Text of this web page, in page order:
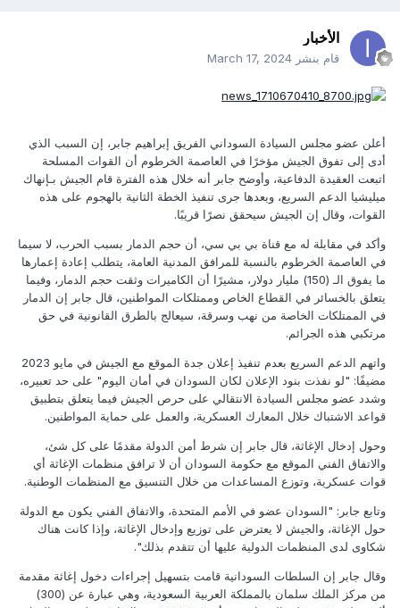
الأخبار
قام بنشر March 17, 2024
أعلن عضو مجلس السيادة السوداني الفريق إبراهيم جابر، إن السبب الذي
أدى إلى تفوق الجيش مؤخرًا في العاصمة الخرطوم أن القوات المسلحة
اتبعت العقيدة الدفاعية، وأوضح جابر أنه خلال هذه الفترة قام الجيش بـإنهاك
ميليشيا الدعم السريع، وبعدها جرى تنفيذ الخطة الثانية بالهجوم على هذه
القوات، وقال إن الجيش سيحقق نصرًا قريبًا.
وأكد في مقابلة له مع قناة بي بي سي، أن حجم الدمار بسبب الحرب، لا سيما
في العاصمة الخرطوم بالنسبة للمرافق المدنية العامة، يتطلب إعادة إعمارها
ما يفوق الـ (150) مليار دولار، مشيرًا أن الكاميرات وثقت حجم الدمار، وفيما
يتعلق بالخسائر في القطاع الخاص وممتلكات المواطنين، قال جابر إن الدمار
في الممتلكات الخاصة من نهب وسرقة، سيعالج بالطرق القانونية في حق
مرتكبي هذه الجرائم.
واتهم الدعم السريع بعدم تنفيذ إعلان جدة الموقع مع الجيش في مايو 2023
مضيفًا: "لو نفذت بنود الإعلان لكان السودان في أمان اليوم" على حد تعبيره،
وشدد عضو مجلس السيادة الانتقالي على حرص الجيش فيما يتعلق بتطبيق
قواعد الاشتباك خلال المعارك العسكرية، والعمل على حماية المواطنين.
وحول إدخال الإغاثة، قال جابر إن شرط أمن الدولة مقدمًا على كل شئ،
والاتفاق الفني الموقع مع حكومة السودان أن لا ترافق منظمات الإغاثة أي
قوات عسكرية، وتوزع المساعدات من خلال التنسيق مع المنظمات الوطنية.
وتابع جابر: "السودان عضو في الأمم المتحدة، والاتفاق الفني يكون مع الدولة
حول الإغاثة، والجيش لا يعترض على توزيع وإدخال الإغاثة، وإذا كانت هناك
شكاوى لدى المنظمات الدولية عليها أن تتقدم بذلك".
وقال جابر إن السلطات السودانية قامت بتسهيل إجراءات دخول إغاثة مقدمة
من مركز الملك سلمان بالمملكة العربية السعودية، وهي عبارة عن (300)